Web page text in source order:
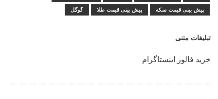
پیش بینی قیمت سکه پیش بینی قیمت طلا گوگل
تبلیغات متنی
خرید فالور اینستاگرام